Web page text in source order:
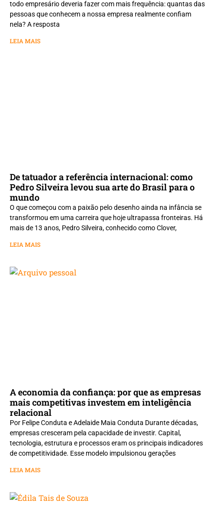
todo empresário deveria fazer com mais frequência: quantas das
pessoas que conhecem a nossa empresa realmente confiam
nela? A resposta
LEIA MAIS
De tatuador a referência internacional: como
Pedro Silveira levou sua arte do Brasil para o
mundo
O que começou com a paixão pelo desenho ainda na infância se
transformou em uma carreira que hoje ultrapassa fronteiras. Há
mais de 13 anos, Pedro Silveira, conhecido como Clover,
LEIA MAIS
A economia da confiança: por que as empresas
mais competitivas investem em inteligência
relacional
Por Felipe Conduta e Adelaide Maia Conduta Durante décadas,
empresas cresceram pela capacidade de investir. Capital,
tecnologia, estrutura e processos eram os principais indicadores
de competitividade. Esse modelo impulsionou gerações
LEIA MAIS